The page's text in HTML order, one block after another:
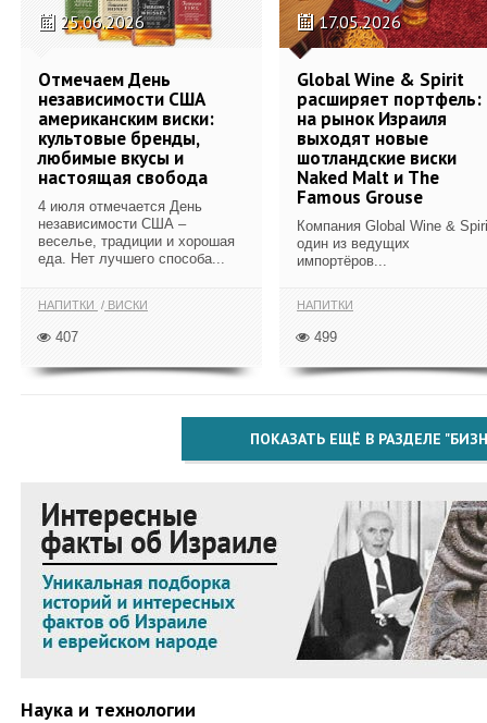
25.06.2026
Отмечаем День
независимости США
американским виски:
культовые бренды,
любимые вкусы и
настоящая свобода
4 июля отмечается День
независимости США –
веселье, традиции и хорошая
еда. Нет лучшего способа...
НАПИТКИ ВИСКИ
407
17.05.2026
Global Wine & Spirit
расширяет портфель:
на рынок Израиля
выходят новые
шотландские виски
Naked Malt и The
Famous Grouse
Компания Global Wine &
один из ведущих
импортёров...
НАПИТКИ
499
ПОКАЗАТЬ ЕЩЁ В РАЗДЕЛЕ
Наука и технологии